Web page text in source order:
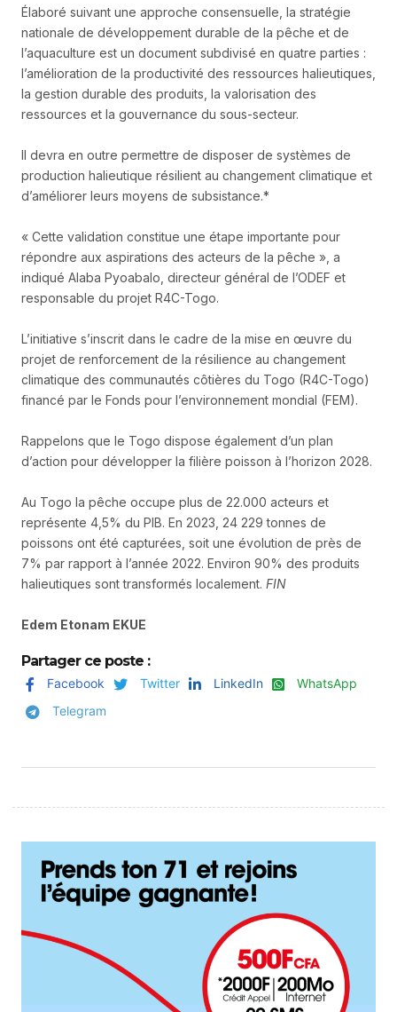
Élaboré suivant une approche consensuelle, la stratégie
nationale de développement durable de la pêche et de
l’aquaculture est un document subdivisé en quatre parties :
l’amélioration de la productivité des ressources halieutiques,
la gestion durable des produits, la valorisation des
ressources et la gouvernance du sous-secteur.
Il devra en outre permettre de disposer de systèmes de
production halieutique résilient au changement climatique et
d’améliorer leurs moyens de subsistance.*
« Cette validation constitue une étape importante pour
répondre aux aspirations des acteurs de la pêche », a
indiqué Alaba Pyoabalo, directeur général de l’ODEF et
responsable du projet R4C-Togo.
L’initiative s’inscrit dans le cadre de la mise en œuvre du
projet de renforcement de la résilience au changement
climatique des communautés côtières du Togo (R4C-Togo)
financé par le Fonds pour l’environnement mondial (FEM).
Rappelons que le Togo dispose également d’un plan
d’action pour développer la filière poisson à l’horizon 2028.
Au Togo la pêche occupe plus de 22.000 acteurs et
représente 4,5% du PIB. En 2023, 24 229 tonnes de
poissons ont été capturées, soit une évolution de près de
7% par rapport à l’année 2022. Environ 90% des produits
halieutiques sont transformés localement. FIN
Edem Etonam EKUE
Partager ce poste :
Facebook Twitter LinkedIn
WhatsApp
Telegram